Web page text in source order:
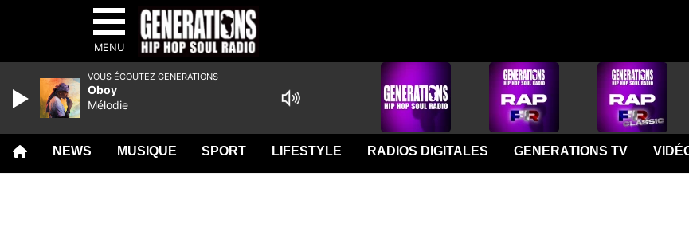
MENU
NEWS MUSIQUE SPORT LIFESTYLE RADIOS DIGITALES GENERATIONS TV
VOUS ÉCOUTEZ GENERATIONS
Oboy
Mélodie